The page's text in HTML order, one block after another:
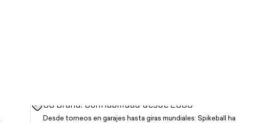
OG Brand. Confiabilidad desde 2008
Desde torneos en garajes hasta giras mundiales: Spikeball ha